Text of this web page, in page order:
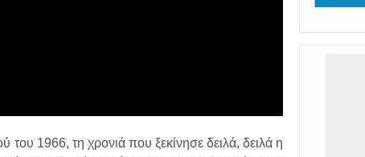
1966, τη χρονιά που ξεκίνησε δειλά, δειλά η